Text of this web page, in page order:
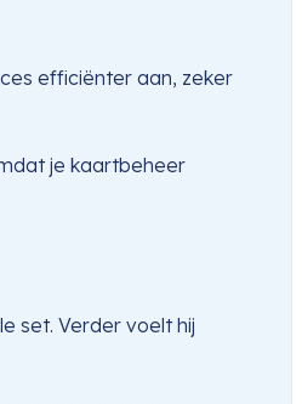
efficiënter aan, zeker
je kaartbeheer
set. Verder voelt hij